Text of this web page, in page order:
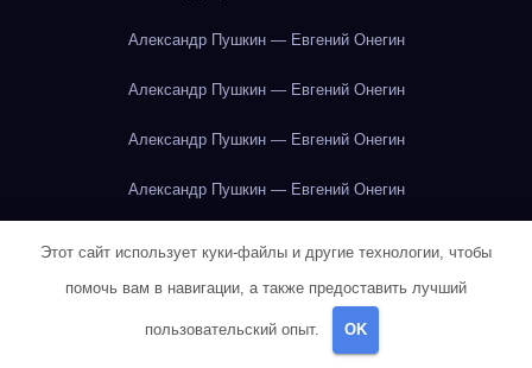
Александр Пушкин — Евгений Онегин
Александр Пушкин — Евгений Онегин
Александр Пушкин — Евгений Онегин
Александр Пушкин — Евгений Онегин
Александр Пушкин — Евгений Онегин
Александр Пушкин — Евгений Онегин
Этот сайт использует куки-файлы и другие технологии, чтобы
помочь вам в навигации, а также предоставить лучший
пользовательский опыт. OK